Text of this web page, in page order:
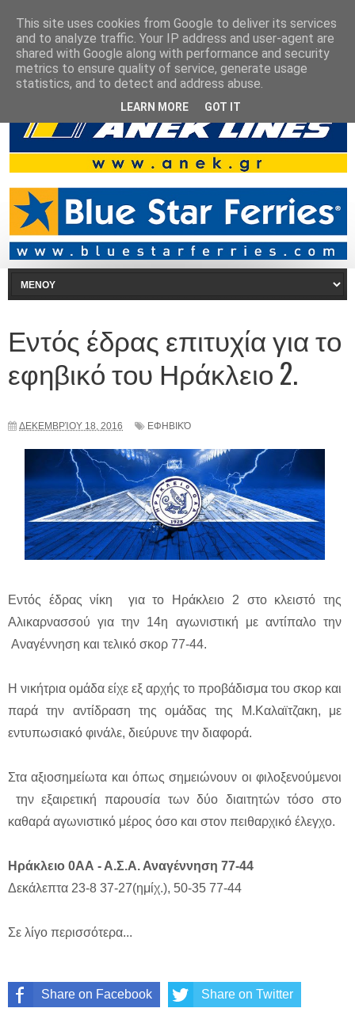
Εντός έδρας επιτυχία για το
εφηβικό του Ηράκλειο 2.
ΔΕΚΕΜΒΡΊΟΥ 18, 2016 ΕΦΗΒΙΚΌ
Εντός έδρας νίκη για το Ηράκλειο 2 στο κλειστό της
Αλικαρνασσού για την 14η αγωνιστική με αντίπαλο την
Αναγέννηση και τελικό σκορ 77-44.
Η νικήτρια ομάδα είχε εξ αρχής το προβάδισμα του σκορ και
παρά την αντίδραση της ομάδας της Μ.Καλαϊτζακη, με
εντυπωσιακό φινάλε, διεύρυνε την διαφορά.
Στα αξιοσημείωτα και όπως σημειώνουν οι φιλοξενούμενοι
την εξαιρετική παρουσία των δύο διαιτητών τόσο στο
καθαρά αγωνιστικό μέρος όσο και στον πειθαρχικό έλεγχο.
Ηράκλειο 0ΑΑ - Α.Σ.Α. Αναγέννηση 77-44
Δεκάλεπτα 23-8 37-27(ημίχ.), 50-35 77-44
Σε λίγο περισσότερα...
Share on Facebook Share on Twitter
This site uses cookies from Google to deliver its services
and to analyze traffic. Your IP address and user-agent are
shared with Google along with performance and security
metrics to ensure quality of service, generate usage
statistics, and to detect and address abuse.
LEARN MORE GOT IT